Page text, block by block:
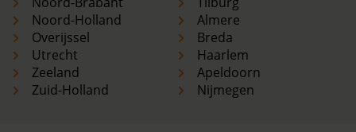
Noord-Holland
Overijssel
Utrecht
Zeeland
Zuid-Holland
Almere
Breda
Haarlem
Apeldoorn
Nijmegen